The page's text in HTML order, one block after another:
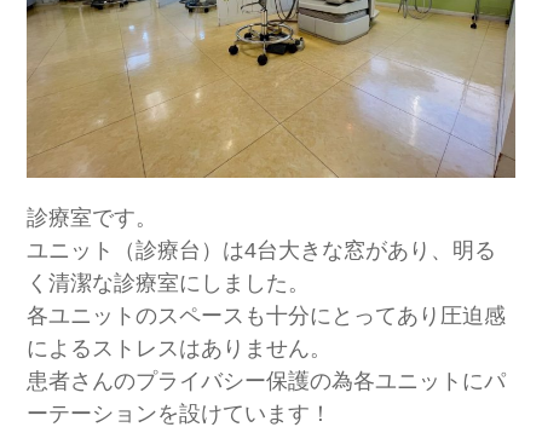
診療室です。
ユニット（診療台）は4台大きな窓があり、明る
く清潔な診療室にしました。
各ユニットのスペースも十分にとってあり圧迫感
によるストレスはありません。
患者さんのプライバシー保護の為各ユニットにパ
ーテーションを設けています！